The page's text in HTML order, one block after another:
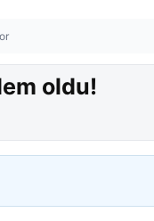
oldu!